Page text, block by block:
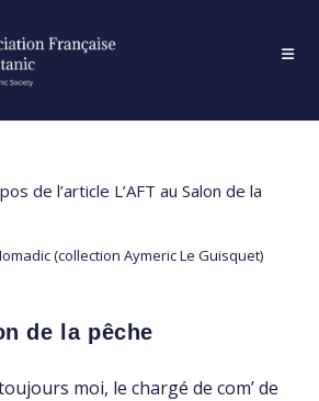
(collection Aymeric Le Guisquet)
de la pêche
moi, le chargé de com’ de